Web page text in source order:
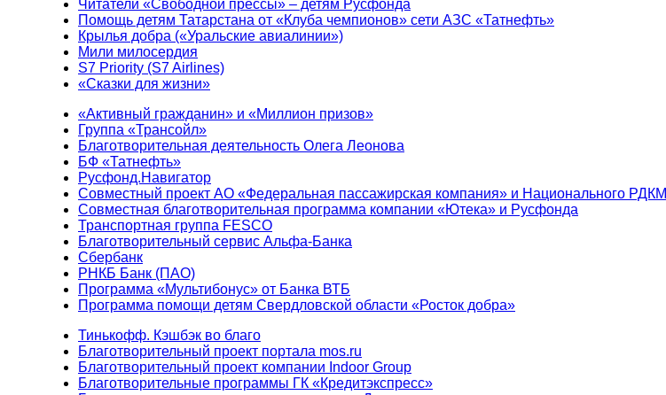
Читатели «Свободной прессы» – детям Русфонда
Помощь детям Татарстана от «Клуба чемпионов» сети АЗС «Татнефть»
Крылья добра («Уральские авиалинии»)
Мили милосердия
S7 Priority (S7 Airlines)
«Сказки для жизни»
«Активный гражданин» и «Миллион призов»
Группа «Трансойл»
Благотворительная деятельность Олега Леонова
БФ «Татнефть»
Русфонд.Навигатор
Совместный проект АО «Федеральная пассажирская компания» и Национального РДКМ
Совместная благотворительная программа компании «Ютека» и Русфонда
Транспортная группа FESCO
Благотворительный сервис Альфа-Банка
Сбербанк
РНКБ Банк (ПАО)
Программа «Мультибонус» от Банка ВТБ
Программа помощи детям Свердловской области «Росток добра»
Тинькофф. Кэшбэк во благо
Благотворительный проект портала mos.ru
Благотворительный проект компании Indoor Group
Благотворительные программы ГК «Кредитэкспресс»